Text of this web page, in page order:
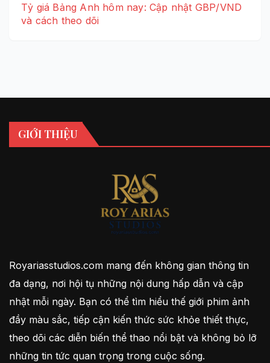
Tỷ giá Bảng Anh hôm nay: Cập nhật GBP/VND
và cách theo dõi
GIỚI THIỆU
Royariasstudios.com mang đến không gian thông tin
đa dạng, nơi hội tụ những nội dung hấp dẫn và cập
nhật mỗi ngày. Bạn có thể tìm hiểu thế giới phim ảnh
đầy màu sắc, tiếp cận kiến thức sức khỏe thiết thực,
theo dõi các diễn biến thể thao nổi bật và không bỏ lỡ
những tin tức quan trọng trong cuộc sống.